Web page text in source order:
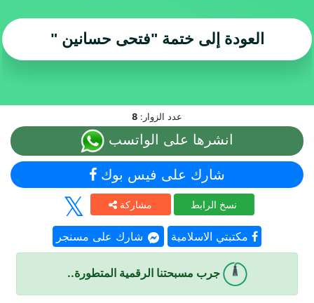
العودة إلى ختمة "فتحى حسانين "
عدد الزوار: 8
انشرها على الواتسب
شارك على فيس بوك
مشاركة نسخ الرابط
شارك على مسنجر مكتبتي الاسلامية
جرب مسبحتنا الرقمية المتطورة..